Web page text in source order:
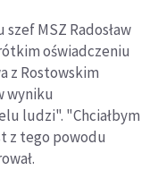
MSZ Radosław
oświadczeniu
z Rostowskim
wyniku
ludzi". "Chciałbym
z tego powodu